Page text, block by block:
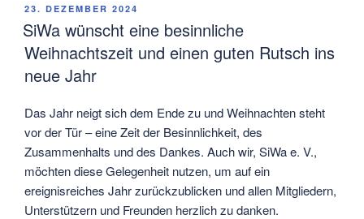
VERÖFFENTLICHT
AM
23. DEZEMBER 2024
SiWa wünscht eine besinnliche
Weihnachtszeit und einen guten Rutsch ins
neue Jahr
Das Jahr neigt sich dem Ende zu und Weihnachten steht
vor der Tür – eine Zeit der Besinnlichkeit, des
Zusammenhalts und des Dankes. Auch wir, SiWa e. V.,
möchten diese Gelegenheit nutzen, um auf ein
ereignisreiches Jahr zurückzublicken und allen Mitgliedern,
Unterstützern und Freunden herzlich zu danken.